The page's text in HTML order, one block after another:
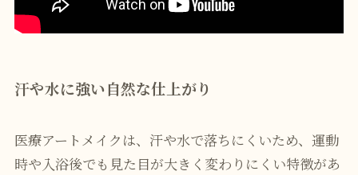
汗や水に強い自然な仕上がり
医療アートメイクは、汗や水で落ちにくいため、運動
時や入浴後でも見た目が大きく変わりにくい特徴があ